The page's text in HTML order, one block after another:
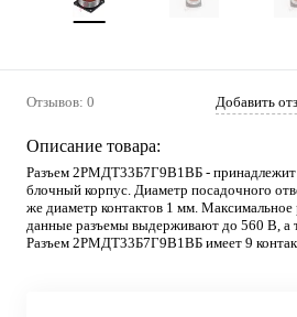
Отзывов: 0 Добавить
Описание товара:
Разъем 2РМДТ33Б7Г9В1ВБ -
блочный корпус. Диаметр посадочного
же диаметр контактов 1 мм.
данные разъемы выдерживают до 560 В, а
Разъем 2РМДТ33Б7Г9В1ВБ имеет 9